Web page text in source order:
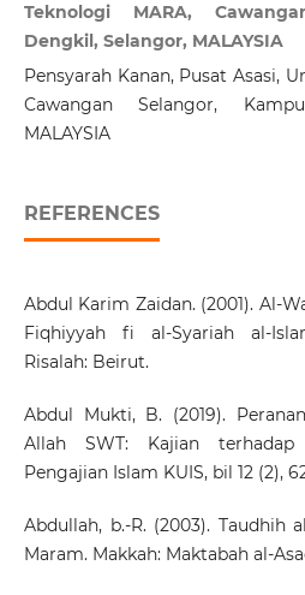
Teknologi MARA,
Dengkil, Selangor, MALAYSIA
Pensyarah Kanan, Pusat Asasi,
Cawangan Selangor,
MALAYSIA
REFERENCES
Abdul Karim Zaidan. (2001). Al-
Fiqhiyyah fi al-Syariah al-
Risalah: Beirut.
Abdul Mukti, B. (2019).
Allah SWT: Kajian terhadap
Pengajian Islam KUIS, bil 12 (2),
Abdullah, b.-R. (2003). Taudhih
Maram. Makkah: Maktabah al-